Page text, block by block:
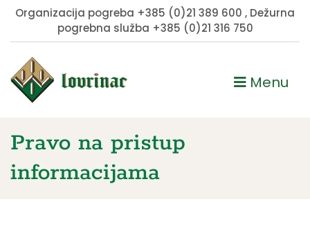
Organizacija pogreba +385 (0)21 389 600 , Dežurna
pogrebna služba +385 (0)21 316 750
Menu
Pravo na pristup
informacijama